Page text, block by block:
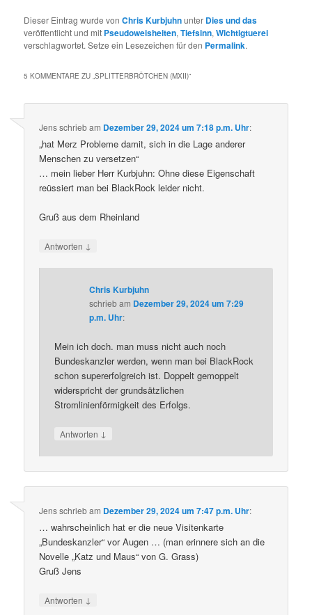
Dieser Eintrag wurde vonChris Kurbjuhnunter Dies und das
veröffentlicht und mit Pseudoweisheiten,Tiefsinn,Wichtigtuerei
verschlagwortet. Setze ein Lesezeichen für den Permalink.
5 KOMMENTARE ZU „SPLITTERBRÖTCHEN (MXII)“
Jensschriebam Dezember 29, 2024 um 7:18 p.m. Uhr:
„hat Merz Probleme damit, sich in die Lage anderer
Menschen zu versetzen“
… mein lieber Herr Kurbjuhn: Ohne diese Eigenschaft
reüssiert man bei BlackRock leider nicht.
Gruß aus dem Rheinland
Antworten ↓
Chris Kurbjuhn
schriebam Dezember 29, 2024 um 7:29
p.m. Uhr:
Mein ich doch. man muss nicht auch noch
Bundeskanzler werden, wenn man bei BlackRock
schon supererfolgreich ist. Doppelt gemoppelt
widerspricht der grundsätzlichen
Stromlinienförmigkeit des Erfolgs.
Antworten ↓
Jensschriebam Dezember 29, 2024 um 7:47 p.m. Uhr:
… wahrscheinlich hat er die neue Visitenkarte
„Bundeskanzler“ vor Augen … (man erinnere sich an die
Novelle „Katz und Maus“ von G. Grass)
Gruß Jens
Antworten ↓